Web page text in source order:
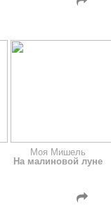
Моя Мишель
На малиновой луне